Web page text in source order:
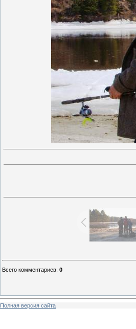
Всего комментариев: 0
Полная версия сайта